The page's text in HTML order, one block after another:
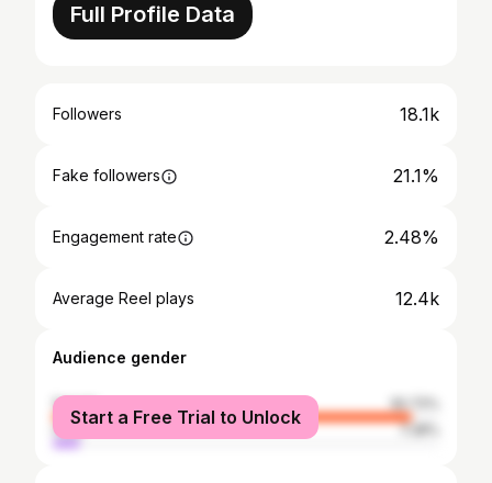
Full Profile Data
Followers 18.1k
Fake followers 21.1%
Engagement rate 2.48%
Average Reel plays 12.4k
Audience gender
female
92.72%
male
7.28%
Start a Free Trial to Unlock